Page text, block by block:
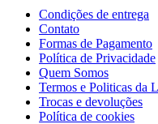
Condições de entrega
Contato
Formas de Pagamento
Política de Privacidade
Quem Somos
Termos e Politicas da
Trocas e devoluções
Política de cookies